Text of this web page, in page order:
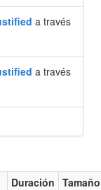
a través
a través
Duración Tamaño